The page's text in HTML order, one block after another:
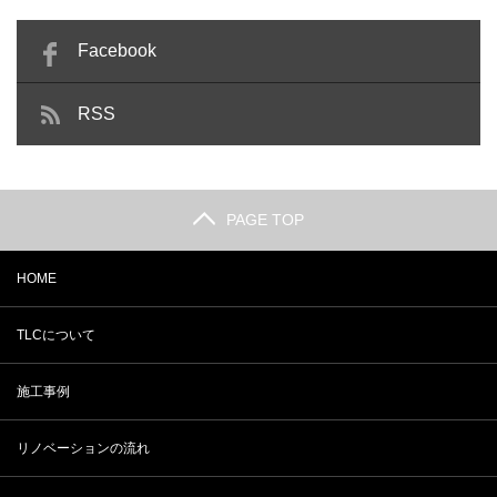
Facebook
RSS
PAGE TOP
HOME
TLCについて
施工事例
リノベーションの流れ